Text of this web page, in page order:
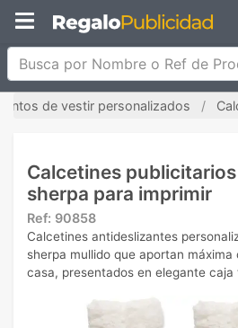
Busca por Nombre o Ref de
de vestir personalizados
Calcetines publicitarios
sherpa para imprimir
Ref: 90858
Calcetines antideslizantes
sherpa mullido que aportan
casa, presentados en elegante caja